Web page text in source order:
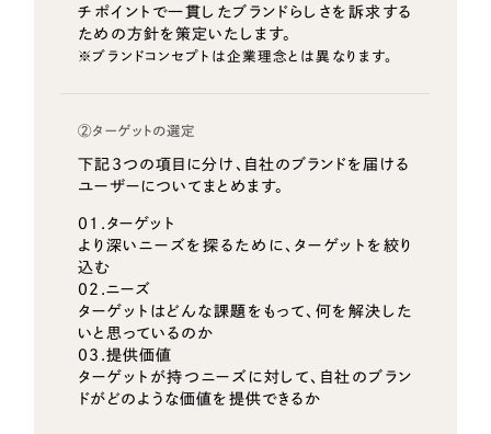
チポイントで一貫したブランドらしさを訴求する
ための方針を策定いたします。
※ブランドコンセプトは企業理念とは異なります。
②ターゲットの選定
下記3つの項目に分け、自社のブランドを届ける
ユーザーについてまとめます。
01.ターゲット
より深いニーズを探るために、ターゲットを絞り
込む
02.ニーズ
ターゲットはどんな課題をもって、何を解決した
いと思っているのか
03.提供価値
ターゲットが持つニーズに対して、自社のブラン
ドがどのような価値を提供できるか